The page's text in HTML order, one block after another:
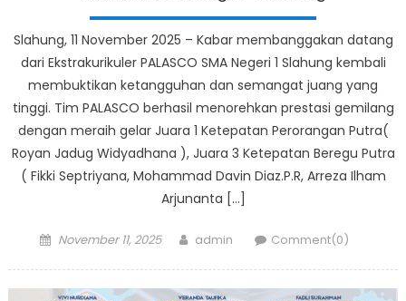
Slahung, 11 November 2025 – Kabar membanggakan datang
dari Ekstrakurikuler PALASCO SMA Negeri 1 Slahung kembali
membuktikan ketangguhan dan semangat juang yang
tinggi. Tim PALASCO berhasil menorehkan prestasi gemilang
dengan meraih gelar Juara 1 Ketepatan Perorangan Putra(
Royan Jadug Widyadhana ), Juara 3 Ketepatan Beregu Putra
( Fikki Septriyana, Mohammad Davin Diaz.P.R, Arreza Ilham
Arjunanta […]
Posted
November 11, 2025 Author
admin Comment(0)